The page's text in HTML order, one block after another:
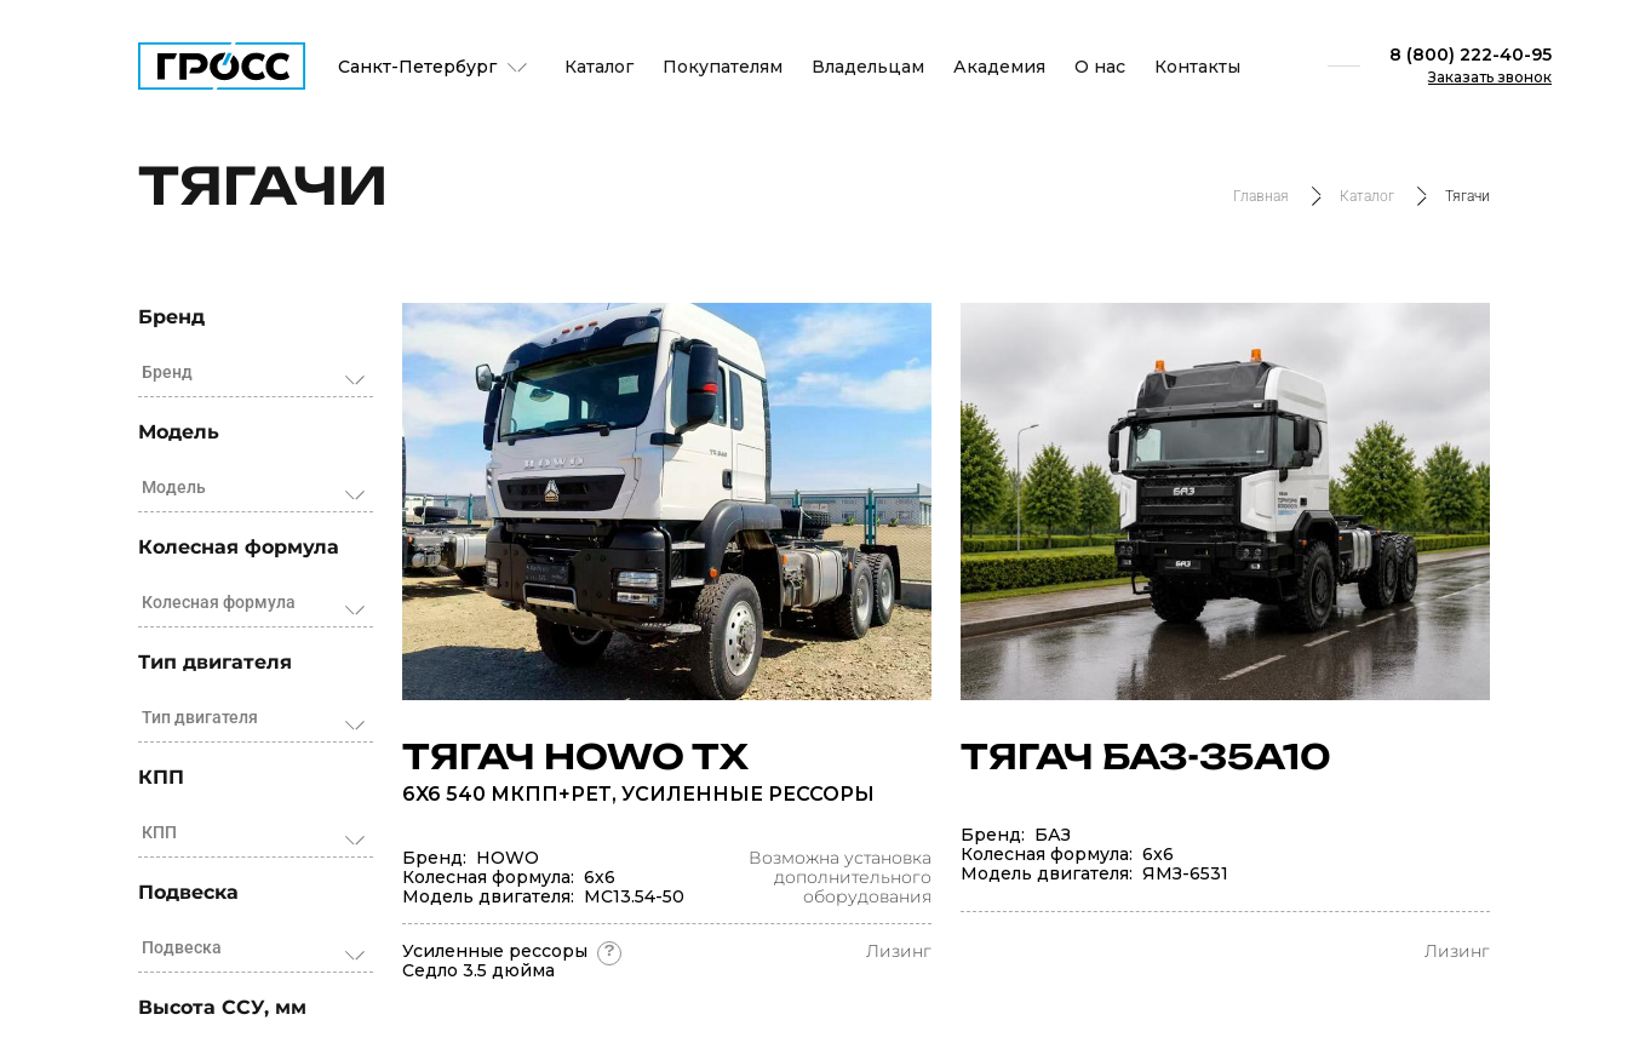
Санкт-Петербург Каталог Покупателям Владельцам Академия О нас Контакты
8 (800) 222-40-95
Заказать звонок
ТЯГАЧИ Главная Каталог Тягачи
Бренд
Бренд
Модель
Модель
Колесная формула
Колесная формула
Тип двигателя
Тип двигателя
КПП
КПП
Подвеска
Подвеска
Высота ССУ, мм
ТЯГАЧ HOWO TX
6X6 540 МКПП+РЕТ, УСИЛЕННЫЕ РЕССОРЫ
Бренд: HOWO
Колесная формула: 6х6
Модель двигателя: МС13.54-50
Возможна установка
дополнительного
оборудования
Усиленные рессоры
Седло 3.5 дюйма
? Лизинг
ТЯГАЧ БАЗ-35A10
Бренд: БАЗ
Колесная формула: 6x6
Модель двигателя: ЯМЗ-6531
Лизинг